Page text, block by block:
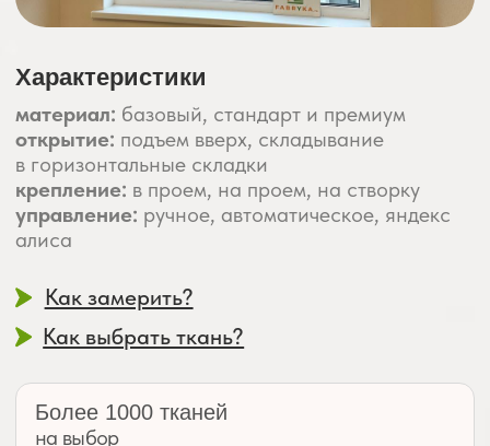
Более 1000 тканей
на выбор
около 8–12 лет
Срок эксплуатации наших штор
Как замерить?
УСТАНОВКА– «ПОД КЛЮЧ» С
ГАРАНТИЕЙ!